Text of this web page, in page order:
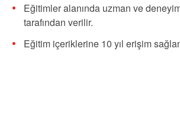
Eğitimler alanında uzman ve
tarafından verilir.
Eğitim içeriklerine 10 yıl erişim